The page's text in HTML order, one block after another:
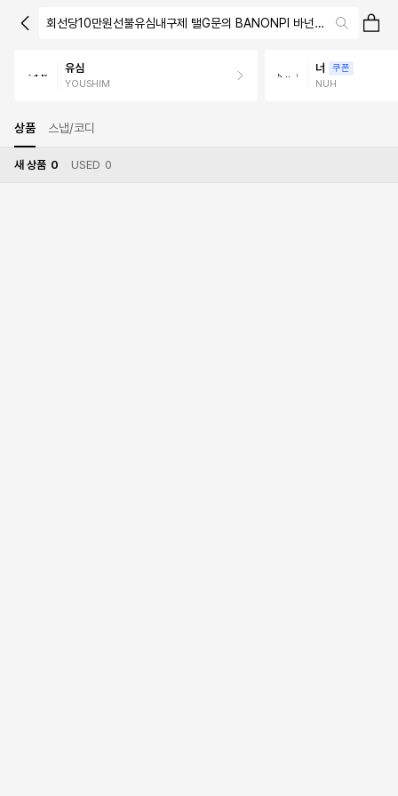
회선당10만원선불유심내구제 탤G문의 BANONPI 바넌피선불유심내구
유심
YOUSHIM
너
쿠폰
NUH
상품 스냅/코디
새 상품 0 USED 0